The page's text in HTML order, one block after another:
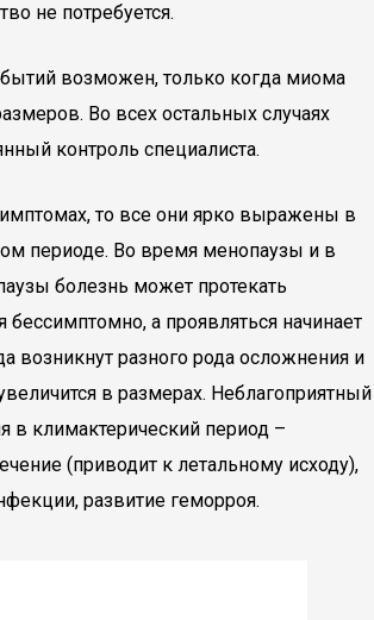
не потребуется.
возможен, только когда миома
Во всех остальных случаях
контроль специалиста.
то все они ярко выражены в
периоде. Во время менопаузы и в
болезнь может протекать
а проявляться начинает
возникнут разного рода осложнения и
в размерах. Неблагоприятный
в климактерический период –
(приводит к летальному исходу),
развитие геморроя.